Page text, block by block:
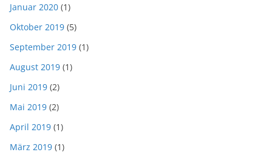
Januar 2020 (1)
Oktober 2019 (5)
September 2019 (1)
August 2019 (1)
Juni 2019 (2)
Mai 2019 (2)
April 2019 (1)
März 2019 (1)